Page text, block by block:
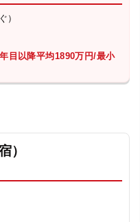
）
目以降平均1890万円/最小
）